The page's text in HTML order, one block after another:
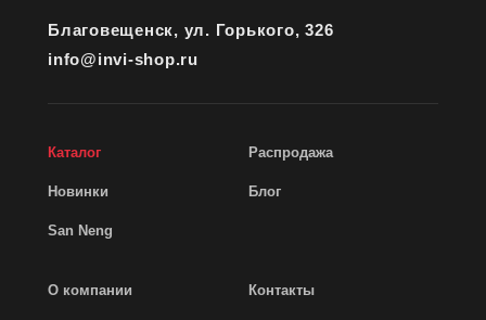
Благовещенск, ул. Горького, 326
info@invi-shop.ru
Каталог Распродажа
Новинки Блог
San Neng
О компании Контакты